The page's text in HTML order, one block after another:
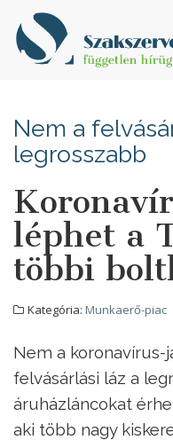
Nem a
legrosszabb
léphet a
többi
Kategória: Munkaerő-piac
Nem a
felvásárlási láz a
áruházláncokat
aki több nagy